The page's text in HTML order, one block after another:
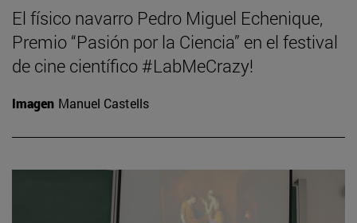
El físico navarro Pedro Miguel Echenique,
Premio “Pasión por la Ciencia” en el festival
de cine científico #LabMeCrazy!
Imagen Manuel Castells